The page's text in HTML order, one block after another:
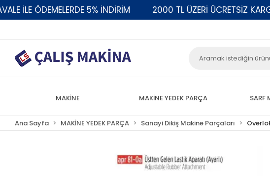
İLE ÖDEMELERDE 5% İNDİRİM 2000 TL ÜZERİ ÜCRETSİZ KARGO
MAKİNE MAKİNE YEDEK PARÇA SARF
Ana Sayfa MAKİNE YEDEK PARÇA Sanayi Dikiş Makine Parçaları